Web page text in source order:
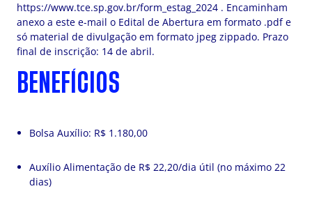
https://www.tce.sp.gov.br/form_estag_2024 . Encaminham
anexo a este e-mail o Edital de Abertura em formato .pdf e
só material de divulgação em formato jpeg zippado. Prazo
final de inscrição: 14 de abril.
BENEFÍCIOS
Bolsa Auxílio: R$ 1.180,00
Auxílio Alimentação de R$ 22,20/dia útil (no máximo 22
dias)